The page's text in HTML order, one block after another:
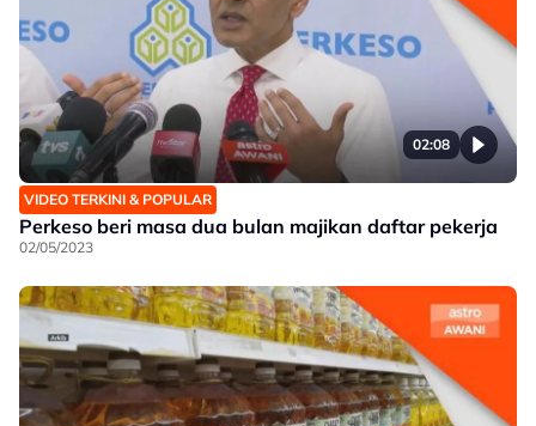
02:08
VIDEO TERKINI & POPULAR
Perkeso beri masa dua bulan majikan daftar pekerja
02/05/2023